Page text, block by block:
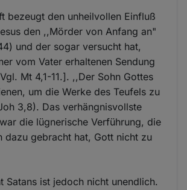
bezeugt den unheilvollen Einfluß
den ,,Mörder von Anfang an"
und der sogar versucht hat,
vom Vater erhaltenen Sendung
Mt 4,1-11.]. ,,Der Sohn Gottes
um die Werke des Teufels zu
3,8). Das verhängnisvollste
die lügnerische Verführung, die
dazu gebracht hat, Gott nicht zu
Satans ist jedoch nicht unendlich.